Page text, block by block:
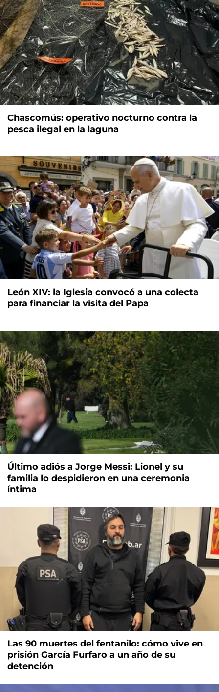
Chascomús: operativo nocturno contra la
pesca ilegal en la laguna
León XIV: la Iglesia convocó a una colecta
para financiar la visita del Papa
Último adiós a Jorge Messi: Lionel y su
familia lo despidieron en una ceremonia
íntima
Las 90 muertes del fentanilo: cómo vive en
prisión García Furfaro a un año de su
detención